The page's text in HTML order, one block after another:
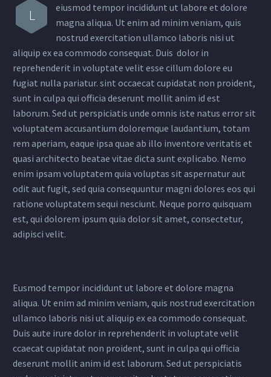
L
eiusmod tempor incididunt ut labore et dolore
magna aliqua. Ut enim ad minim veniam, quis
nostrud exercitation ullamco laboris nisi ut
aliquip ex ea commodo consequat. Duis dolor in
reprehenderit in voluptate velit esse cillum dolore eu
fugiat nulla pariatur. sint occaecat cupidatat non proident,
sunt in culpa qui officia deserunt mollit anim id est
laborum. Sed ut perspiciatis unde omnis iste natus error sit
voluptatem accusantium doloremque laudantium, totam
rem aperiam, eaque ipsa quae ab illo inventore veritatis et
quasi architecto beatae vitae dicta sunt explicabo. Nemo
enim ipsam voluptatem quia voluptas sit aspernatur aut
odit aut fugit, sed quia consequuntur magni dolores eos qui
ratione voluptatem sequi nesciunt. Neque porro quisquam
est, qui dolorem ipsum quia dolor sit amet, consectetur,
adipisci velit.
Eusmod tempor incididunt ut labore et dolore magna
aliqua. Ut enim ad minim veniam, quis nostrud exercitation
ullamco laboris nisi ut aliquip ex ea commodo consequat.
Duis aute irure dolor in reprehenderit in voluptate velit
ccaecat cupidatat non proident, sunt in culpa qui officia
deserunt mollit anim id est laborum. Sed ut perspiciatis